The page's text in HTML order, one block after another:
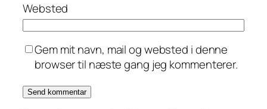
Websted
Gem mit navn, mail og websted i denne
browser til næste gang jeg kommenterer.